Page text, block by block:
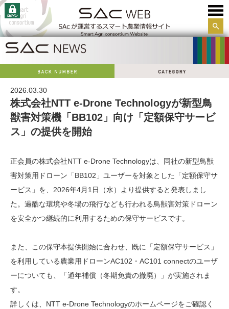
サイ
2026.03.30
株式会社NTT e-Drone Technologyが新型鳥
獣害対策機「BB102」向け「定額保守サービ
ス」の提供を開始
正会員の株式会社NTT e-Drone Technologyは、同社の新型鳥獣
害対策用ドローン「BB102」ユーザーを対象とした「定額保守サ
ービス」を、2026年4月1日（水）より提供すると発表しまし
た。過酷な環境や冬場の飛行なども行われる鳥獣害対策ドローン
を安全かつ継続的に利用するための保守サービスです。
また、この保守本提供開始に合わせ、既に「定額保守サービス」
を利用している農業用ドローンAC102・AC101 connectのユーザ
ーについても、「通年補償（冬期免責の撤廃）」が実施されま
す。
詳しくは、NTT e-Drone Technologyのホームページをご確認く